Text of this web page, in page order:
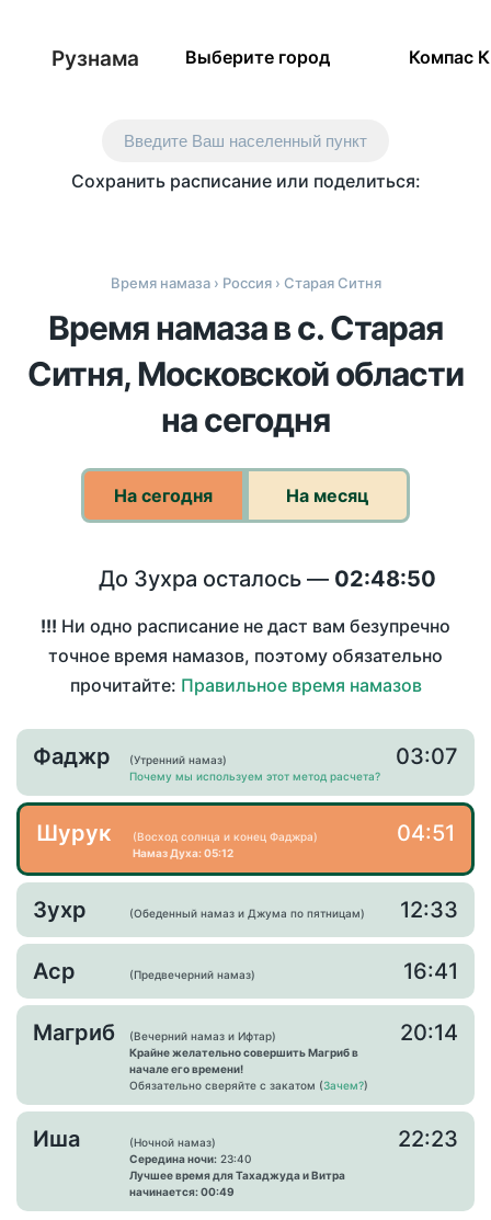
Рузнама Выберите город Компас
Введите Ваш населенный пункт
Сохранить расписание или поделиться:
Время намаза› Россия› Старая Ситня
Время намаза в с. Старая
Ситня, Московской области
на сегодня
На сегодня На месяц
До Зухра осталось — 02:48:50
!!! Ни одно расписание не даст вам безупречно
точное время намазов, поэтому обязательно
прочитайте: Правильное время намазов
Фаджр
(Утренний намаз)
Почему мы используем этот метод расчета?
03:07
Шурук
(Восход солнца и конец Фаджра)
Намаз Духа: 05:12
04:51
Зухр (Обеденный намаз и Джума по пятницам) 12:33
Аср (Предвечерний намаз) 16:41
Магриб
(Вечерний намаз и Ифтар)
Крайне желательно совершить Магриб в
начале его времени!
Обязательно сверяйте с закатом (Зачем?)
20:14
Иша
(Ночной намаз)
Середина ночи: 23:40
Лучшее время для Тахаджуда и Витра
начинается: 00:49
22:23